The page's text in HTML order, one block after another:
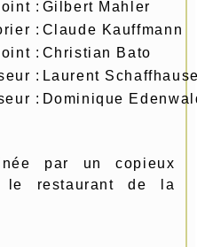
: Gilbert Mahler
: Claude Kauffmann
: Christian Bato
: Laurent
: Dominique
par un copieux
le restaurant de la